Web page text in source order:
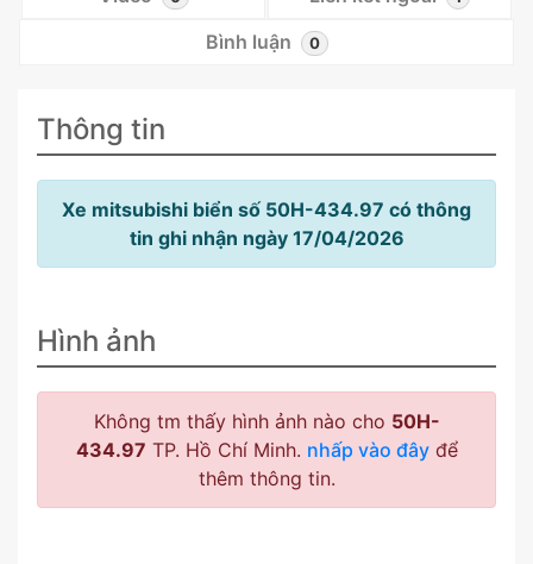
Bình luận 0
Thông tin
Xe mitsubishi biển số 50H-434.97 có thông
tin ghi nhận ngày 17/04/2026
Hình ảnh
Không tm thấy hình ảnh nào cho 50H-
434.97 TP. Hồ Chí Minh. nhấp vào đâyđể
thêm thông tin.